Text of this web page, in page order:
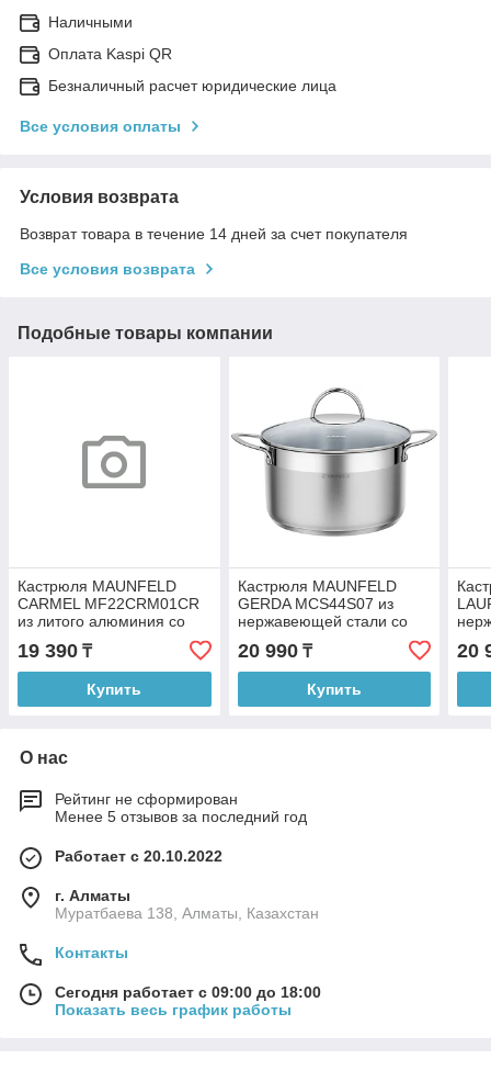
Наличными
Оплата Kaspi QR
Безналичный расчет юридические лица
Все условия оплаты
Условия возврата
Возврат товара в течение 14 дней за счет покупателя
Все условия возврата
Подобные товары компании
Кастрюля MAUNFELD
CARMEL MF22CRM01CR
из литого алюминия со
стеклянной крышкой, 22
см, 3 л
19 390 ₸
Купить
Кастрюля MAUNFELD
GERDA MCS44S07 из
нержавеющей стали со
стеклянной крышкой, 22
см, 4,4 л.
20 990₸
Купить
см,
20
О нас
Рейтинг не сформирован
Менее 5 отзывов за последний год
Работает с 20.10.2022
г. Алматы
Муратбаева 138, Алматы, Казахстан
Контакты
Сегодня работает с 09:00 до 18:00
Показать весь график работы